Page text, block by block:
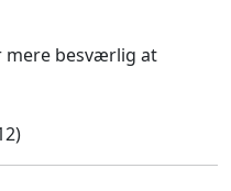
mere besværlig at